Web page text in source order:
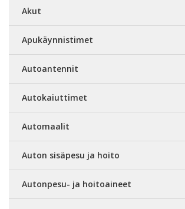
Akut
Apukäynnistimet
Autoantennit
Autokaiuttimet
Automaalit
Auton sisäpesu ja hoito
Autonpesu- ja hoitoaineet